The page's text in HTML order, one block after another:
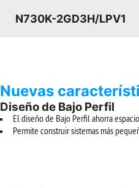
N730K-2GD3H/LPV1
Nuevas
Diseño de Bajo Perfil
El diseño de Bajo Perfil ahorra
Permite construir sistemas más